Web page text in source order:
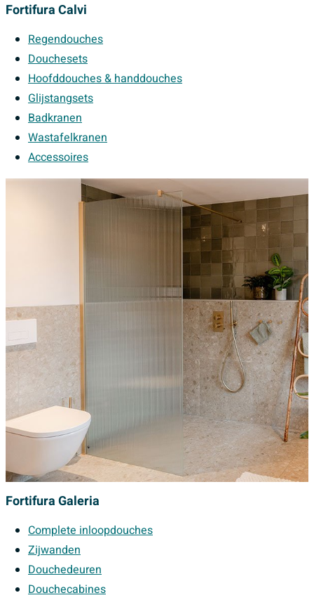
Fortifura Calvi
Regendouches
Douchesets
Hoofddouches & handdouches
Glijstangsets
Badkranen
Wastafelkranen
Accessoires
Fortifura Galeria
Complete inloopdouches
Zijwanden
Douchedeuren
Douchecabines